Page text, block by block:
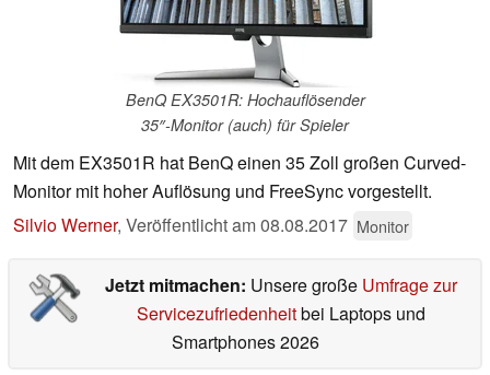
BenQ EX3501R: Hochauflösender
35″-Monitor (auch) für Spieler
Mit dem EX3501R hat BenQ einen 35 Zoll großen Curved-
Monitor mit hoher Auflösung und FreeSync vorgestellt.
Silvio Werner, Veröffentlicht am08.08.2017 Monitor
Jetzt mitmachen: Unsere große Umfrage zur
Servicezufriedenheitbei Laptops und
Smartphones 2026